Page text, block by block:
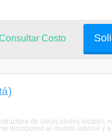
Costo
de obras civiles locales,
incorporen al mundo laboral y